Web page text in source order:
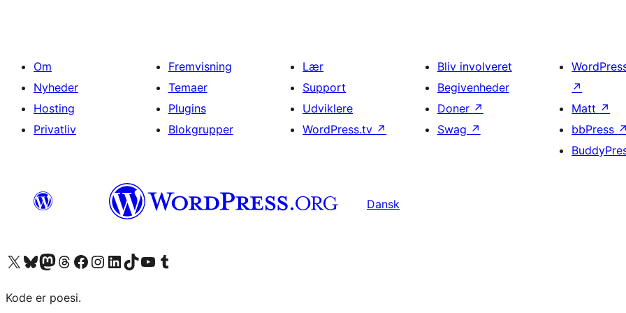
Om
Nyheder
Hosting
Privatliv
Fremvisning
Temaer
Plugins
Blokgrupper
Lær
Support
Udviklere
WordPress.tv ↗
Bliv involveret
Begivenheder
Doner ↗
Swag ↗
↗
Matt ↗
bbPress ↗
Dansk
Besøg vores X (tidligere Twitter) konto
Besøg vores Bluesky-konto
Besøg vores Mastodon konto
Besøg vores Threads-konto
Besøg vores Facebook sideBesøg vores Instagram konto
Besøg vores LinkedIn konto
Besøg vores TikTok-konto
Besøg vores YouTube-kanalBesøg vores Tumblr-konto
Kode er poesi.